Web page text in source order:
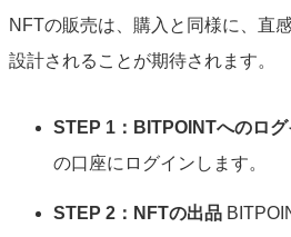
NFTの販売は、購入と同様に、直
設計されることが期待されます。
STEP 1：BITPOINTへのログ
の口座にログインします。
STEP 2：NFTの出品